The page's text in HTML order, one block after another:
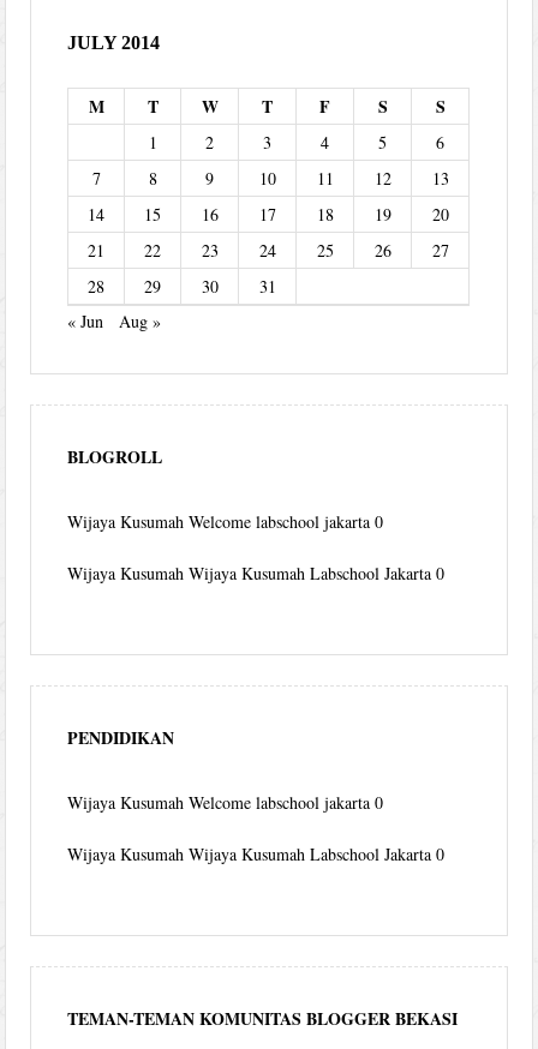
JULY 2014
M T W T F S S
1 2 3 4 5
6
7
8 9 10 11 12
13
14
15 16 17 18 19
20
21
22 23 24 25 26
27
28
29 30
31
« Jun
Aug »
BLOGROLL
Wijaya Kusumah Welcome labschool jakarta 0
Wijaya Kusumah Wijaya Kusumah Labschool Jakarta 0
PENDIDIKAN
Wijaya Kusumah Welcome labschool jakarta 0
Wijaya Kusumah Wijaya Kusumah Labschool Jakarta 0
TEMAN-TEMAN KOMUNITAS BLOGGER BEKASI